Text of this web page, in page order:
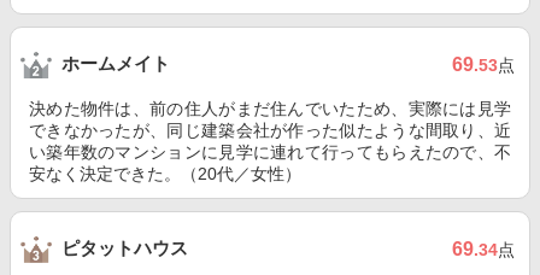
ホームメイト 69.53点
決めた物件は、前の住人がまだ住んでいたため、実際には見学
できなかったが、同じ建築会社が作った似たような間取り、近
い築年数のマンションに見学に連れて行ってもらえたので、不
安なく決定できた。（20代／女性）
ピタットハウス 69.34点